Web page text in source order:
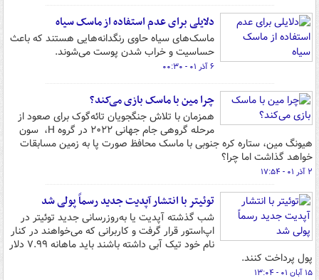
دلایلی برای عدم استفاده از ماسک سیاه
ماسک‌های سیاه حاوی رنگدانه‌هایی هستند که باعث
حساسیت و خراب شدن پوست می‌شوند.
۶ آذر ۰۱ - ۰۰:۳۰
چرا مین با ماسک بازی می‌کند؟
همزمان با تلاش جنگجویان تائه‌گوک برای صعود از
مرحله گروهی جام جهانی ۲۰۲۲ در گروه H، سون
هیونگ مین، ستاره کره جنوبی با ماسک محافظ صورت پا به زمین مسابقات
خواهد گذاشت اما چرا؟
۲ آذر ۰۱ - ۱۷:۵۴
توئیتر با انتشار آپدیت جدید رسماً پولی شد
شب گذشته آپدیت یا به‌روزرسانی جدید توئیتر در
اپ‌استور قرار گرفت و کاربرانی که می‌خواهند در کنار
نام خود تیک آبی داشته باشند باید ماهانه ۷.۹۹ دلار
پول پرداخت کنند.
۱۵ آبان ۰۱ - ۱۳:۰۴